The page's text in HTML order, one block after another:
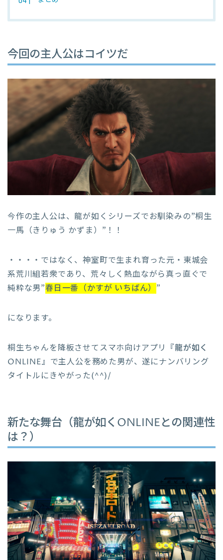
今回の主人公はコイツだ
今作の主人公は、龍が如くシリーズでお馴染みの”桐生
一馬（きりゅう かずま）”！！
・・・・ではなく、神室町で生まれ育った元・東城会
系荒川組若衆であり、荒々しく熱血ながら真っ直ぐで
純粋な男”春日一番（かすが いちばん） ”
になります。
桐生ちゃんを降板させてスマホ向けアプリ 『龍が如く
ONLINE』 で主人公を務めた男が、遂にナンバリング
タイトルにきやがった(^^)/
新たな舞台（龍が如くONLINEとの関連性
は？）